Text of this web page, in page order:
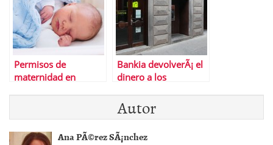
Permisos de
maternidad en
Bankia devolverÃ¡ el
dinero a los
inversionistas de su
fracasada salida a
bolsa
Autor
Ana PÃ©rez SÃ¡nchez